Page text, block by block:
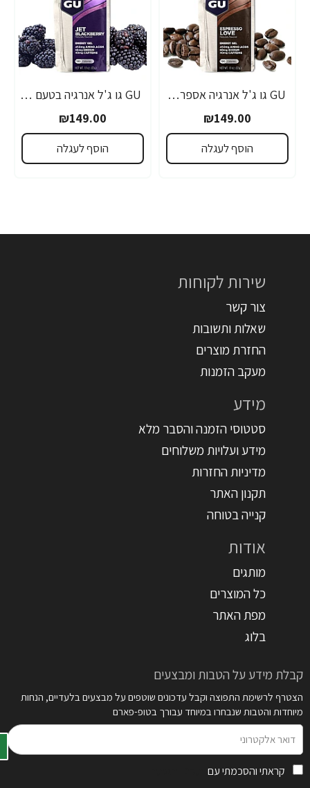
GU גו ג'ל אנרגיה אספרסו 32 גרם - 24 יחידות
₪149.00
הוסף לעגלה
GU גו ג'ל אנרגיה בטעם פטל שחור 32 גרם - 24 יחידות
₪149.00
הוסף לעגלה
שירות לקוחות
צור קשר
שאלות ותשובות
החזרת מוצרים
מעקב הזמנות
מידע
סטטוסי הזמנה והסבר מלא
מידע ועלויות משלוחים
מדיניות החזרות
תקנון האתר
קנייה בטוחה
אודות
מותגים
כל המוצרים
מפת האתר
בלוג
קבלת מידע על הטבות ומבצעים
הצטרף לרשימת התפוצה וקבל עדכונים שוטפים על מבצעים בלעדיים, הנחות
מיוחדות והטבות שנבחרו במיוחד עבורך בטופ-פארם
אלקטרוני
קראתי והסכמתי עם